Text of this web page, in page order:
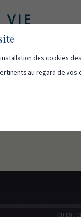
Ressources
00:00
des cookies
au regard de vos